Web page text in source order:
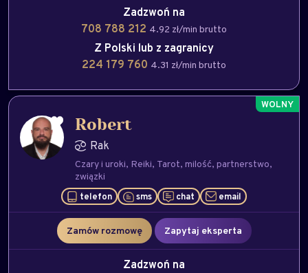
Zadzwoń na
708 788 212 4.92 zł/min brutto
Z Polski lub z zagranicy
224 179 760 4.31 zł/min brutto
Robert
Rak
Czary i uroki Reiki Tarot milość partnerstwo
związki
telefon sms chat email
Zamów rozmowę Zapytaj eksperta
Zadzwoń na